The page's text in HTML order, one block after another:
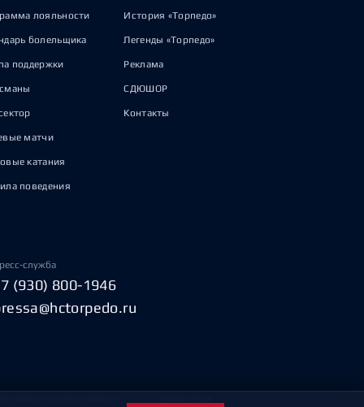
лояльности
болельщика
поддержки
матчи
катания
поведения
История «Торпедо»
Легенды «Торпедо»
Реклама
СДЮШОР
Контакты
служба
(930) 800-1946